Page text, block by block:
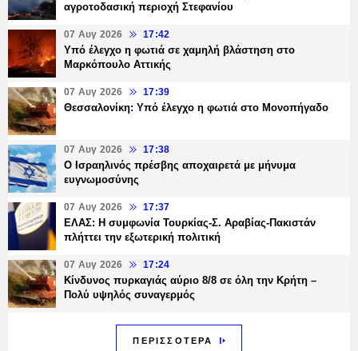
αγροτοδασική περιοχή Στεφανίου
07 Αυγ 2026 17:42
Υπό έλεγχο η φωτιά σε χαμηλή βλάστηση στο
Μαρκόπουλο Αττικής
07 Αυγ 2026 17:39
Θεσσαλονίκη: Υπό έλεγχο η φωτιά στο Μονοπήγαδο
07 Αυγ 2026 17:38
Ο Ισραηλινός πρέσβης αποχαιρετά με μήνυμα
ευγνωμοσύνης
07 Αυγ 2026 17:37
ΕΛΑΣ: Η συμφωνία Τουρκίας-Σ. Αραβίας-Πακιστάν
πλήττει την εξωτερική πολιτική
07 Αυγ 2026 17:24
Κίνδυνος πυρκαγιάς αύριο 8/8 σε όλη την Κρήτη –
Πολύ υψηλός συναγερμός
ΠΕΡΙΣΣΟΤΕΡΑ